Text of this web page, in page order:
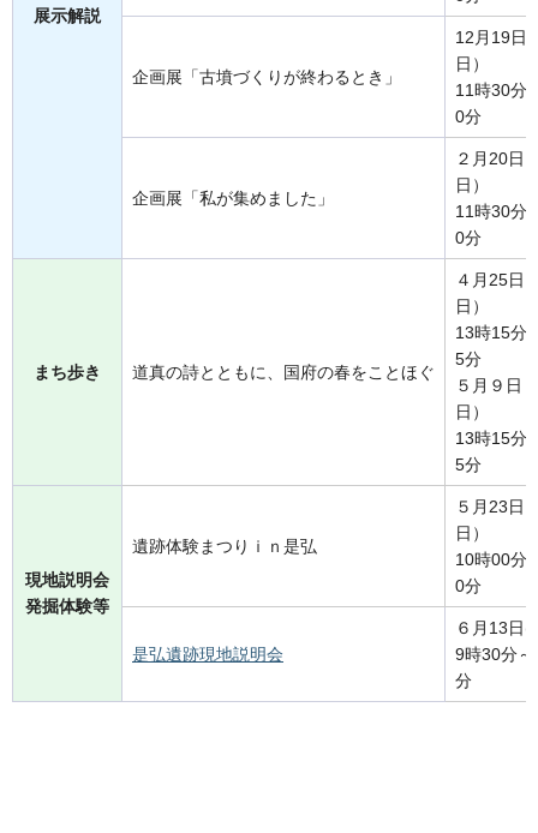
展示解説
企画展「古墳づくりが終わるとき」
12月19日
日）
11時30分
0分
企画展「私が集めました」
２月20日
日）
11時30分
0分
まち歩き 道真の詩とともに、国府の春をことほぐ
４月25日
日）
13時15分
5分
５月９日
日）
13時15分
5分
現地説明会
発掘体験等
遺跡体験まつりｉｎ是弘
５月23日
日）
10時00分
0分
是弘遺跡現地説明会
６月13日(
9時30分
分